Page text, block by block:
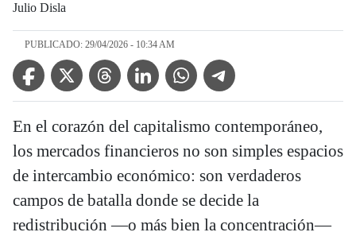
Julio Disla
PUBLICADO: 29/04/2026 - 10:34 AM
Facebook IconTwitter IconThreads IconLinkedin IconWhatsApp IconTelegram Icon
En el corazón del capitalismo contemporáneo,
los mercados financieros no son simples espacios
de intercambio económico: son verdaderos
campos de batalla donde se decide la
redistribución —o más bien la concentración—